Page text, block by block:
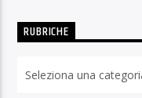
RUBRICHE